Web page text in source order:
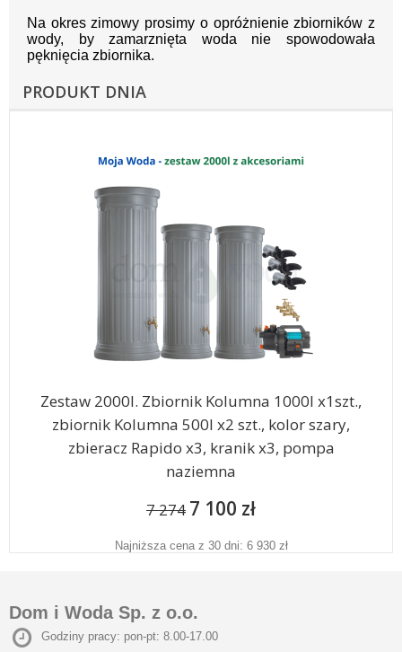
Na okres zimowy prosimy o opróżnienie zbiorników z
wody, by zamarznięta woda nie spowodowała
pęknięcia zbiornika.
PRODUKT DNIA
Zestaw 2000l. Zbiornik Kolumna 1000l x1szt.,
zbiornik Kolumna 500l x2 szt., kolor szary,
zbieracz Rapido x3, kranik x3, pompa
naziemna
7 274 7 100 zł
Najniższa cena z 30 dni: 6 930 zł
Dom i Woda Sp. z o.o.
Godziny pracy: pon-pt: 8.00-17.00